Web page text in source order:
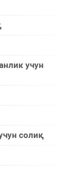
учун
солиқ